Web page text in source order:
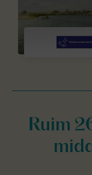
Ruim